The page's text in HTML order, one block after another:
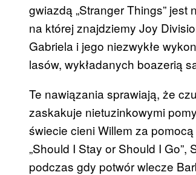
gwiazdą „StrangerThings” jest
na której znajdziemy Joy
Gabriela i jego niezwykłe
lasów, wykładanych boazerią
Te nawiązania sprawiają, że
zaskakuje nietuzinkowymi
świecie cieni Willem za
„Should I Stay or Should I Go”,
podczas gdy potwór wlecze